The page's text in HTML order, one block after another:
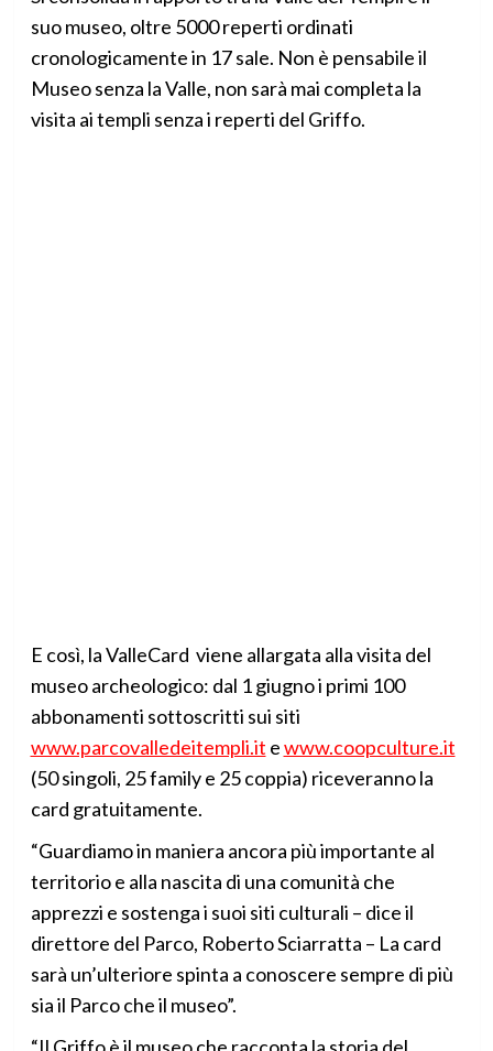
suo museo, oltre 5000 reperti ordinati
cronologicamente in 17 sale. Non è pensabile il
Museo senza la Valle, non sarà mai completa la
visita ai templi senza i reperti del Griffo.
E così, la ValleCard viene allargata alla visita del
museo archeologico: dal 1 giugno i primi 100
abbonamenti sottoscritti sui siti
www.parcovalledeitempli.it ewww.coopculture.it
(50 singoli, 25 family e 25 coppia) riceveranno la
card gratuitamente.
“Guardiamo in maniera ancora più importante al
territorio e alla nascita di una comunità che
apprezzi e sostenga i suoi siti culturali – dice il
direttore del Parco, Roberto Sciarratta – La card
sarà un’ulteriore spinta a conoscere sempre di più
sia il Parco che il museo”.